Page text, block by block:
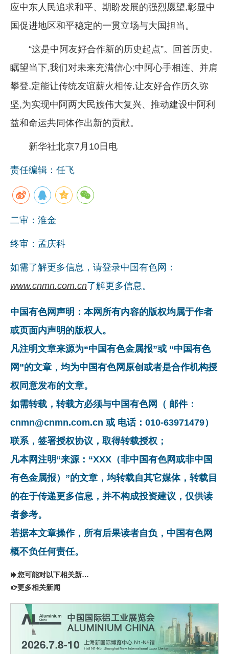
应中东人民追求和平、期盼发展的强烈愿望,彰显中
国促进地区和平稳定的一贯立场与大国担当。
“这是中阿友好合作新的历史起点”。回首历史,
瞩望当下,我们对未来充满信心:中阿心手相连、并肩
攀登,定能让传统友谊薪火相传,让友好合作历久弥
坚,为实现中阿两大民族伟大复兴、推动建设中阿利
益和命运共同体作出新的贡献。
新华社北京7月10日电
责任编辑：任飞
二审：淮金
终审：孟庆科
如需了解更多信息，请登录中国有色网：
www.cnmn.com.cn了解更多信息。
中国有色网声明：本网所有内容的版权均属于作者
或页面内声明的版权人。
凡注明文章来源为“中国有色金属报”或 “中国有色
网”的文章，均为中国有色网原创或者是合作机构授
权同意发布的文章。
如需转载，转载方必须与中国有色网（ 邮件：
cnmn@cnmn.com.cn 或 电话：010-63971479）
联系，签署授权协议，取得转载授权；
凡本网注明“来源：“XXX（非中国有色网或非中国
有色金属报）”的文章，均转载自其它媒体，转载目
的在于传递更多信息，并不构成投资建议，仅供读
者参考。
若据本文章操作，所有后果读者自负，中国有色网
概不负任何责任。
您可能对以下相关新闻同样感兴趣
更多相关新闻